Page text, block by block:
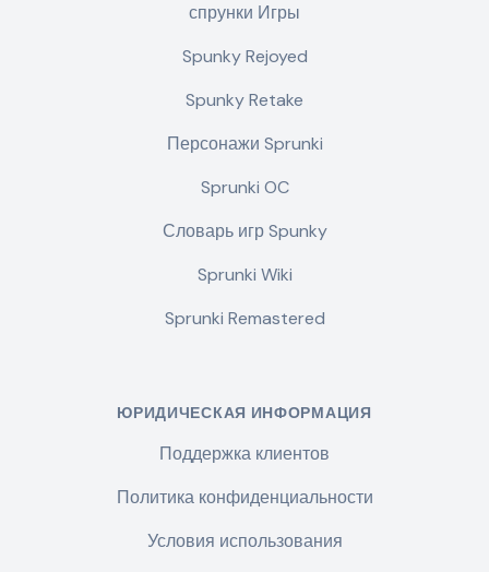
спрунки Игры
Spunky Rejoyed
Spunky Retake
Персонажи Sprunki
Sprunki OC
Словарь игр Spunky
Sprunki Wiki
Sprunki Remastered
ЮРИДИЧЕСКАЯ ИНФОРМАЦИЯ
Поддержка клиентов
Политика конфиденциальности
Условия использования